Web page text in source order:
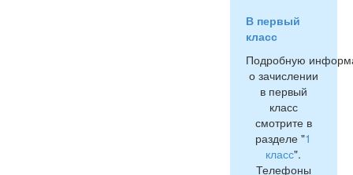
В первый
класс
Подробную
о зачислении
в первый
класс
смотрите в
разделе "1
класс".
Телефоны